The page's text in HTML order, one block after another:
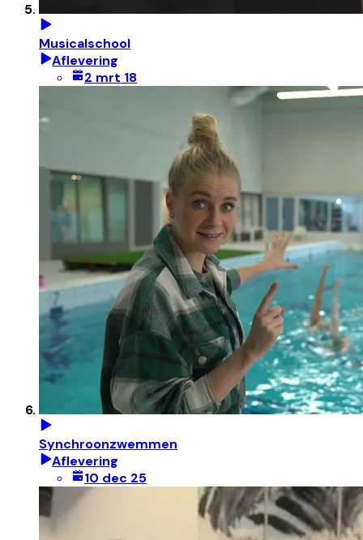
Musicalschool
Aflevering
2 mrt 18
Synchroonzwemmen
Aflevering
10 dec 25